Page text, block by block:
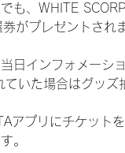
も、WHITE
がプレゼントされ
日インフォメーシ
いた場合はグッズ
アプリにチケット
。